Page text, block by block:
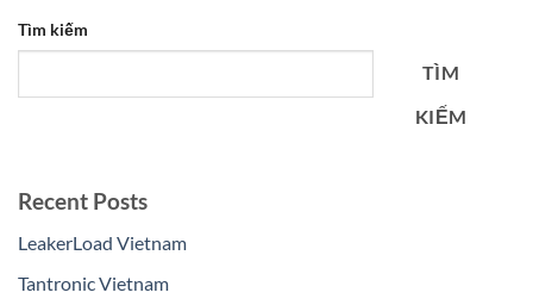
Tìm kiếm
TÌM
KIẾM
Recent Posts
LeakerLoad Vietnam
Tantronic Vietnam